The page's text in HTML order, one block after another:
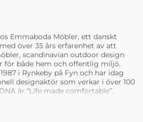
Emmaboda Möbler, ett danskt
över 35 års erfarenhet av att
scandinavian outdoor design
för både hem och offentlig miljö.
i Rynkeby på Fyn och har idag
designaktör som verkar i över 100
är “Life made comfortable”,